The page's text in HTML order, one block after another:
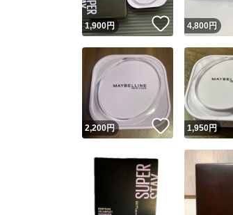
1,900円 いいね！
4,800円
2,200円 いいね！
1,950円